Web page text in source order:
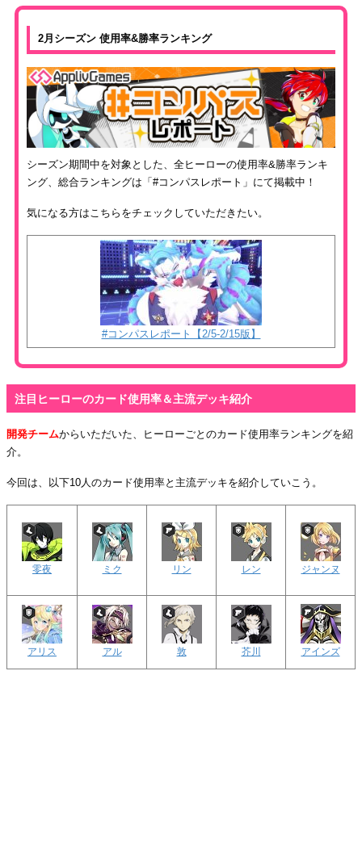
2月シーズン 使用率&勝率ランキング
シーズン期間中を対象とした、全ヒーローの使用率&勝率ランキ
ング、総合ランキングは「#コンパスレポート」にて掲載中！
気になる方はこちらをチェックしていただきたい。
#コンパスレポート【2/5-2/15版】
注目ヒーローのカード使用率＆主流デッキ紹介
開発チームからいただいた、ヒーローごとのカード使用率ランキングを紹
介。
今回は、以下10人のカード使用率と主流デッキを紹介していこう。
零夜 ミク リン レン ジャンヌ
アリス アル 敦 芥川 アインズ